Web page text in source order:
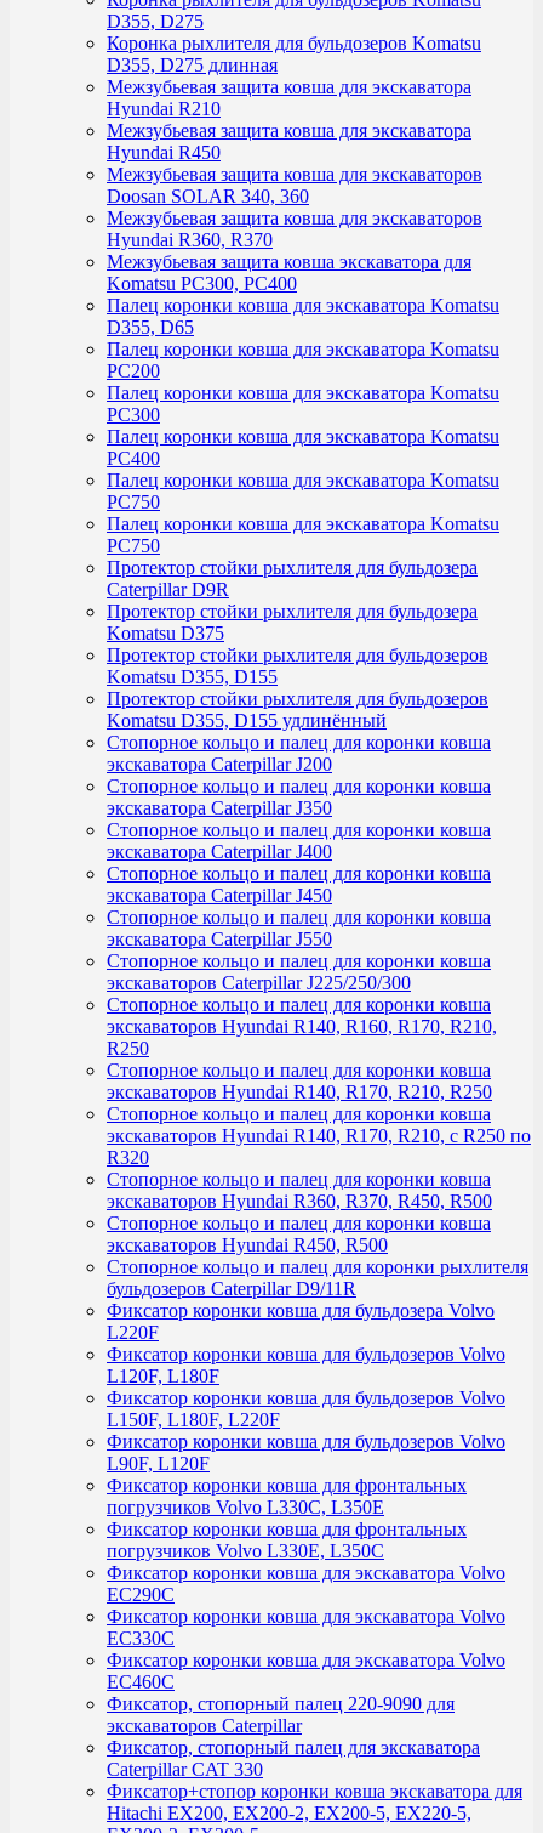
D355, D275
Коронка рыхлителя для бульдозеров Komatsu
D355, D275 длинная
Межзубьевая защита ковша для экскаватора
Hyundai R210
Межзубьевая защита ковша для экскаватора
Hyundai R450
Межзубьевая защита ковша для экскаваторов
Doosan SOLAR 340, 360
Межзубьевая защита ковша для экскаваторов
Hyundai R360, R370
Межзубьевая защита ковша экскаватора для
Komatsu PC300, PC400
Палец коронки ковша для экскаватора Komatsu
D355, D65
Палец коронки ковша для экскаватора Komatsu
PC200
Палец коронки ковша для экскаватора Komatsu
PC300
Палец коронки ковша для экскаватора Komatsu
PC400
Палец коронки ковша для экскаватора Komatsu
PC750
Палец коронки ковша для экскаватора Komatsu
PC750
Протектор стойки рыхлителя для бульдозера
Caterpillar D9R
Протектор стойки рыхлителя для бульдозера
Komatsu D375
Протектор стойки рыхлителя для бульдозеров
Komatsu D355, D155
Протектор стойки рыхлителя для бульдозеров
Komatsu D355, D155 удлинённый
Стопорное кольцо и палец для коронки ковша
экскаватора Caterpillar J200
Стопорное кольцо и палец для коронки ковша
экскаватора Caterpillar J350
Стопорное кольцо и палец для коронки ковша
экскаватора Caterpillar J400
Стопорное кольцо и палец для коронки ковша
экскаватора Caterpillar J450
Стопорное кольцо и палец для коронки ковша
экскаватора Caterpillar J550
Стопорное кольцо и палец для коронки ковша
экскаваторов Caterpillar J225/250/300
Стопорное кольцо и палец для коронки ковша
экскаваторов Hyundai R140, R160, R170, R210,
R250
Стопорное кольцо и палец для коронки ковша
экскаваторов Hyundai R140, R170, R210, R250
Стопорное кольцо и палец для коронки ковша
экскаваторов Hyundai R140, R170, R210, с R250 по
R320
Стопорное кольцо и палец для коронки ковша
экскаваторов Hyundai R360, R370, R450, R500
Стопорное кольцо и палец для коронки ковша
экскаваторов Hyundai R450, R500
Стопорное кольцо и палец для коронки рыхлителя
бульдозеров Caterpillar D9/11R
Фиксатор коронки ковша для бульдозера Volvo
L220F
Фиксатор коронки ковша для бульдозеров Volvo
L120F, L180F
Фиксатор коронки ковша для бульдозеров Volvo
L150F, L180F, L220F
Фиксатор коронки ковша для бульдозеров Volvo
L90F, L120F
Фиксатор коронки ковша для фронтальных
погрузчиков Volvo L330C, L350E
Фиксатор коронки ковша для фронтальных
погрузчиков Volvo L330E, L350C
Фиксатор коронки ковша для экскаватора Volvo
EC290C
Фиксатор коронки ковша для экскаватора Volvo
EC330C
Фиксатор коронки ковша для экскаватора Volvo
EC460C
Фиксатор, стопорный палец 220-9090 для
экскаваторов Caterpillar
Фиксатор, стопорный палец для экскаватора
Caterpillar CAT 330
Фиксатор+стопор коронки ковша экскаватора для
Hitachi EX200, EX200-2, EX200-5, EX220-5,